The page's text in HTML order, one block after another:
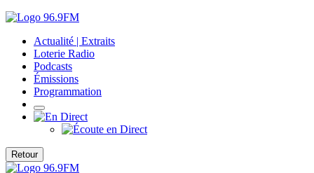
Actualité | Extraits
Loterie Radio
Podcasts
Émissions
Programmation
Retour